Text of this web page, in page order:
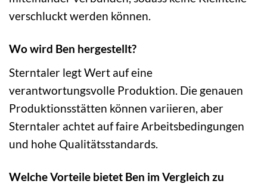
verschluckt werden können.
Wo wird Ben hergestellt?
Sterntaler legt Wert auf eine
verantwortungsvolle Produktion. Die genauen
Produktionsstätten können variieren, aber
Sterntaler achtet auf faire Arbeitsbedingungen
und hohe Qualitätsstandards.
Welche Vorteile bietet Ben im Vergleich zu